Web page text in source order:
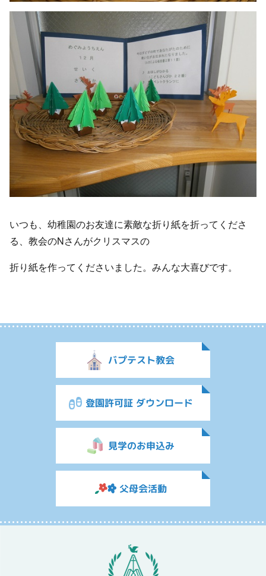
いつも、幼稚園のお友達に素敵な折り紙を折ってくださ
る、教会のNさんがクリスマスの
折り紙を作ってくださいました。みんな大喜びです。
バプテスト教会
登園許可証 ダウンロード
見学のお申込み
父母会活動